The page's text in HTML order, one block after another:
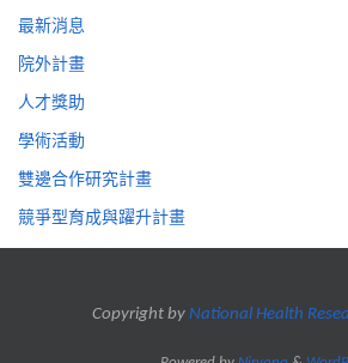
最新消息
院外計畫
人才獎助
學術活動
雙邊合作研究計畫
競爭型育成與躍升計畫
Copyright by National Health